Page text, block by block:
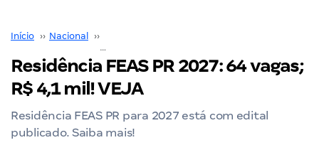
Início ›› Nacional ››
Residência FEAS PR 2027: 64 vagas;
R$ 4,1 mil! VEJA
Residência FEAS PR para 2027 está com edital
publicado. Saiba mais!